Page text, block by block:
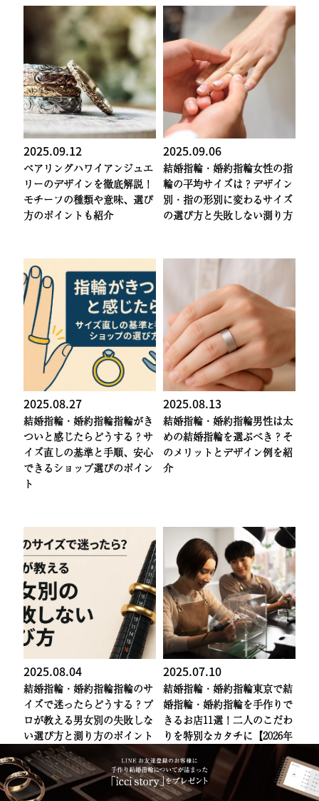
2025.09.12
ペアリングハワイアンジュエ
リーのデザインを徹底解説！
モチーフの種類や意味、選び
方のポイントも紹介
2025.09.06
結婚指輪・婚約指輪女性の指
輪の平均サイズは？デザイン
別・指の形別に変わるサイズ
の選び方と失敗しない測り方
2025.08.27
結婚指輪・婚約指輪指輪がき
ついと感じたらどうする？サ
イズ直しの基準と手順、安心
できるショップ選びのポイン
ト
2025.08.13
結婚指輪・婚約指輪男性は太
めの結婚指輪を選ぶべき？そ
のメリットとデザイン例を紹
介
2025.08.04
結婚指輪・婚約指輪指輪のサ
イズで迷ったらどうする？プ
ロが教える男女別の失敗しな
い選び方と測り方のポイント
2025.07.10
結婚指輪・婚約指輪東京で結
婚指輪・婚約指輪を手作りで
きるお店11選！二人のこだわ
りを特別なカタチに【2026年
最新】